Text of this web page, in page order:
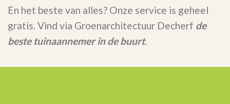
En het beste van alles? Onze service is geheel
gratis. Vind via Groenarchitectuur Decherf de
beste tuinaannemer in de buurt.